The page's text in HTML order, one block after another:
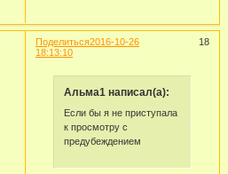
Поделиться 18
2016-10-26
18:13:10
Альма1 написал(а):
Если бы я не приступала
к просмотру с
предубеждением